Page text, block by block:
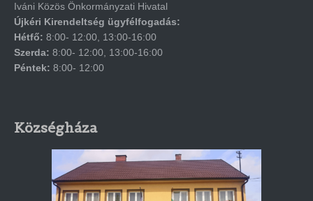
Iváni Közös Önkormányzati Hivatal
Újkéri Kirendeltség ügyfélfogadás:
Hétfő: 8:00- 12:00, 13:00-16:00
Szerda: 8:00- 12:00, 13:00-16:00
Péntek: 8:00- 12:00
Községháza